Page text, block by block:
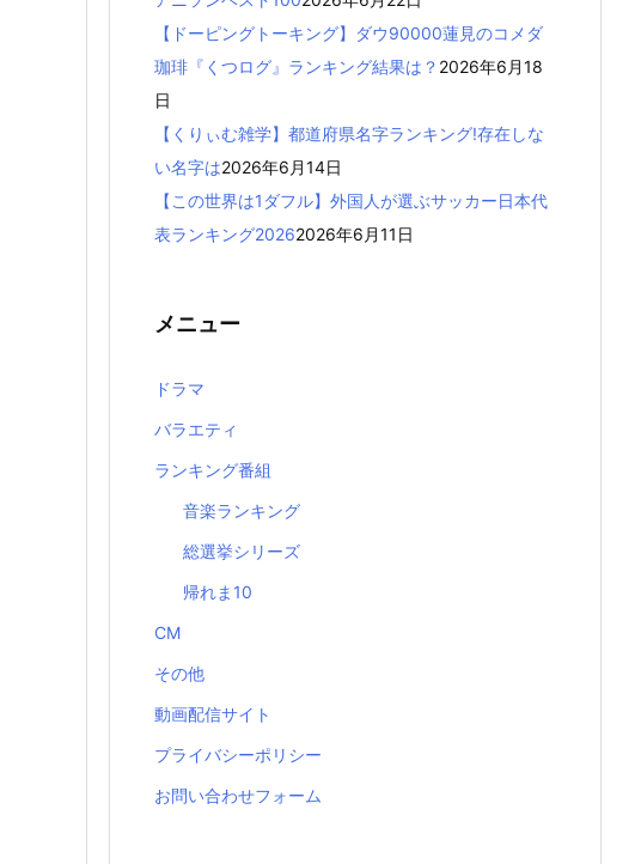
【ドーピングトーキング】ダウ90000蓮見のコメダ
珈琲『くつログ』ランキング結果は？ 2026年6月18
日
【くりぃむ雑学】都道府県名字ランキング!存在しな
い名字は2026年6月14日
【この世界は1ダフル】外国人が選ぶサッカー日本代
表ランキング20262026年6月11日
メニュー
ドラマ
バラエティ
ランキング番組
音楽ランキング
総選挙シリーズ
帰れま10
CM
その他
動画配信サイト
プライバシーポリシー
お問い合わせフォーム